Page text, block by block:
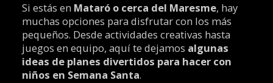
Si estás en Mataró o cerca del Maresme, hay
muchas opciones para disfrutar con los más
pequeños. Desde actividades creativas hasta
juegos en equipo, aquí te dejamos algunas
ideas de planes divertidos para hacer con
niños en Semana Santa.